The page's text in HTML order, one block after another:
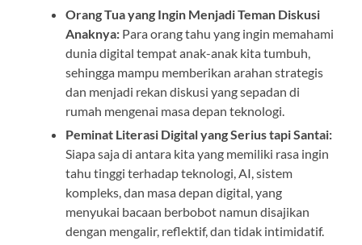
Orang Tua yang Ingin Menjadi Teman Diskusi
Anaknya: Para orang tahu yang ingin memahami
dunia digital tempat anak-anak kita tumbuh,
sehingga mampu memberikan arahan strategis
dan menjadi rekan diskusi yang sepadan di
rumah mengenai masa depan teknologi.
Peminat Literasi Digital yang Serius tapi Santai:
Siapa saja di antara kita yang memiliki rasa ingin
tahu tinggi terhadap teknologi, AI, sistem
kompleks, dan masa depan digital, yang
menyukai bacaan berbobot namun disajikan
dengan mengalir, reflektif, dan tidak intimidatif.